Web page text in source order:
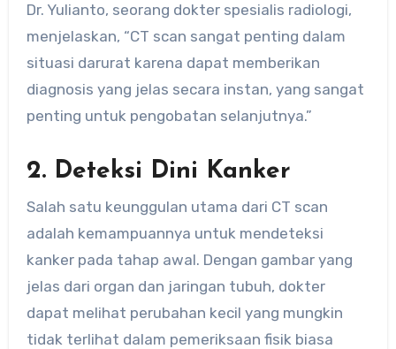
Dr. Yulianto, seorang dokter spesialis radiologi,
menjelaskan, “CT scan sangat penting dalam
situasi darurat karena dapat memberikan
diagnosis yang jelas secara instan, yang sangat
penting untuk pengobatan selanjutnya.”
2. Deteksi Dini Kanker
Salah satu keunggulan utama dari CT scan
adalah kemampuannya untuk mendeteksi
kanker pada tahap awal. Dengan gambar yang
jelas dari organ dan jaringan tubuh, dokter
dapat melihat perubahan kecil yang mungkin
tidak terlihat dalam pemeriksaan fisik biasa